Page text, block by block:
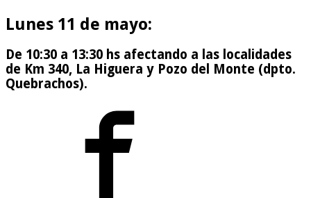
Lunes 11 de mayo:
De 10:30 a 13:30 hs afectando a las localidades
de Km 340, La Higuera y Pozo del Monte (dpto.
Quebrachos).